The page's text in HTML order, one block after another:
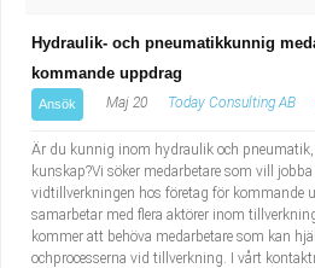
Hydraulik- och pneumatikkunnig
kommande uppdrag
Ansök Maj 20 Today Consulting AB
Är du kunnig inom hydraulik och
kunskap?Vi söker medarbetare som vill
vidtillverkningen hos företag för kommande
samarbetar med flera aktörer inom
kommer att behöva medarbetare som kan
ochprocesserna vid tillverkning. I vårt